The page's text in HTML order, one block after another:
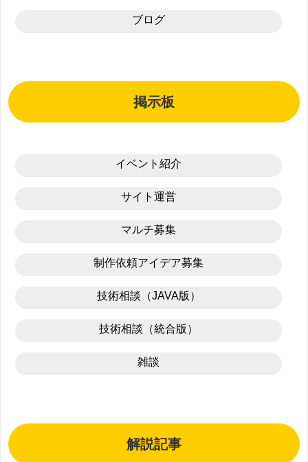
ブログ
掲示板
イベント紹介
サイト運営
マルチ募集
制作依頼アイデア募集
技術相談（JAVA版）
技術相談（統合版）
雑談
解説記事